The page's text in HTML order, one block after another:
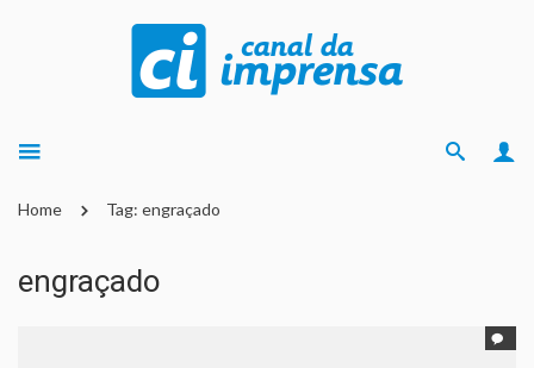
Home Tag: engraçado
engraçado